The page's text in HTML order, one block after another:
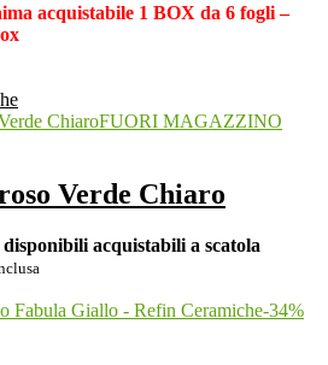
acquistabile 1 BOX da 6 fogli –
FUORI MAGAZZINO
Verde Chiaro
acquistabili a scatola
-34%